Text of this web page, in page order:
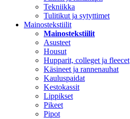
Tekniikka
Tulitikut ja sytyttimet
Mainostekstiilit
Mainostekstiilit
Asusteet
Housut
Hupparit, colleget ja fleecet
Käsineet ja rannenauhat
Kauluspaidat
Kestokassit
Lippikset
Pikeet
Pipot